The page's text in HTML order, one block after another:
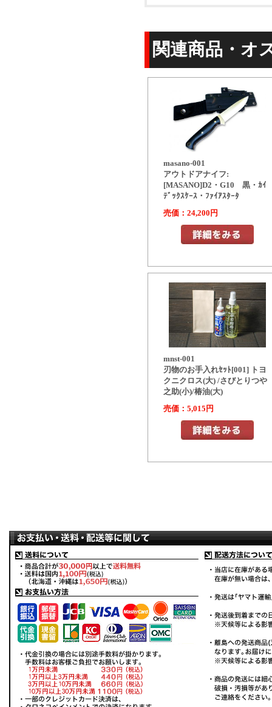
関連商品・オ
masano-001
アウトドアナイフ:
[MASANO]D2・G10 黒・ｶｲ
ﾃﾞｯｸｽｹｰｽ・ﾌｧｲｱｽﾀｰﾀ
売価：24,200円
mnst-001
刃物のお手入れｾｯﾄ[001] トヨ
クニクロス(大) /さびとりつや
之助(小)/椿油(大)
売価：5,015円